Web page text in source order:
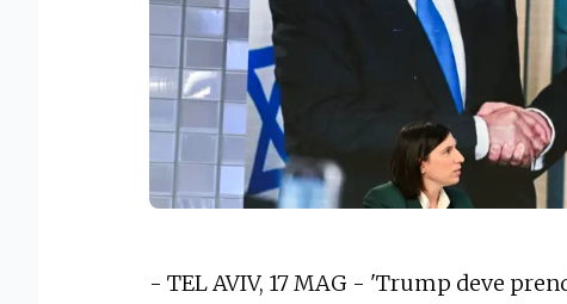
- TEL AVIV, 17 MAG - 'Trump deve